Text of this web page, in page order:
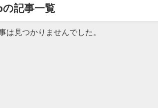
記事一覧
は見つかりませんでした。